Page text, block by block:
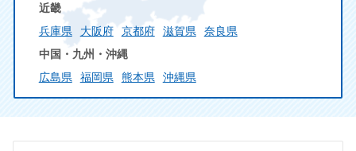
近畿
兵庫県
大阪府 京都府 滋賀県
奈良県
中国・九州・沖縄
広島県
福岡県 熊本県 沖縄県